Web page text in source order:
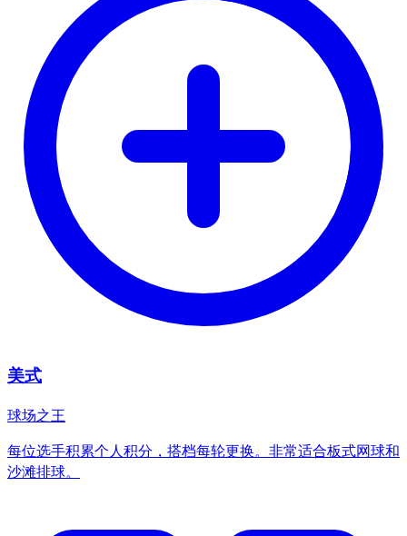
美式
球场之王
每位选手积累个人积分，搭档每轮更换。非常适合板式网球和
沙滩排球。